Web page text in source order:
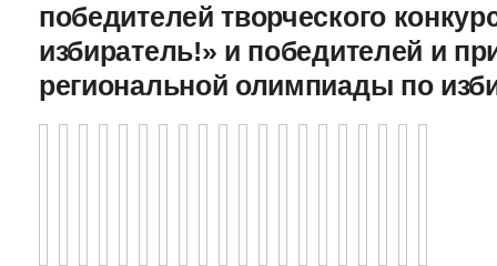
победителей творческого
избиратель!» и победителей и
региональной олимпиады по